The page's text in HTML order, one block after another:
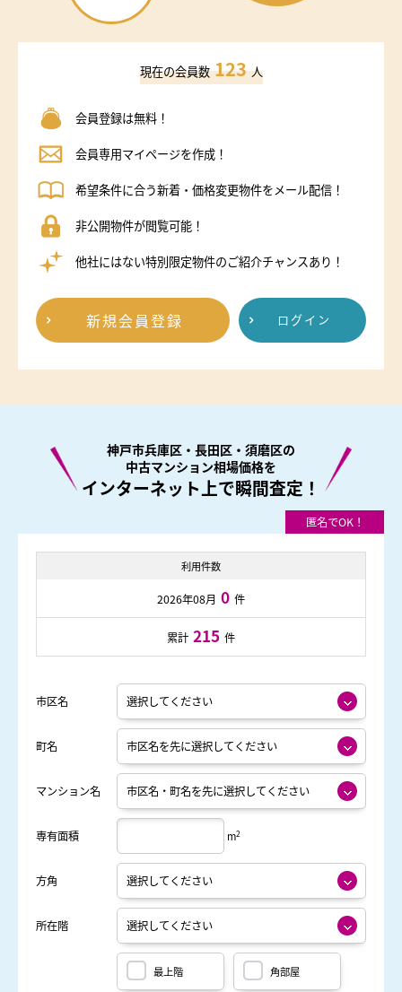
現在の会員数 123 人
会員登録は無料！
会員専用マイページを作成！
希望条件に合う新着・価格変更物件をメール配信！
非公開物件が閲覧可能！
他社にはない特別限定物件のご紹介チャンスあり！
新規会員登録 ログイン
神戸市兵庫区・長田区・須磨区の
中古マンション相場価格を
インターネット上で瞬間査定！
利用件数
2026年08月 0 件
累計 215 件
市区名
町名
マンション名
専有面積 m2
方角
所在階
最上階 角部屋